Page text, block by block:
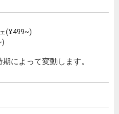
(¥499~)
によって変動します。